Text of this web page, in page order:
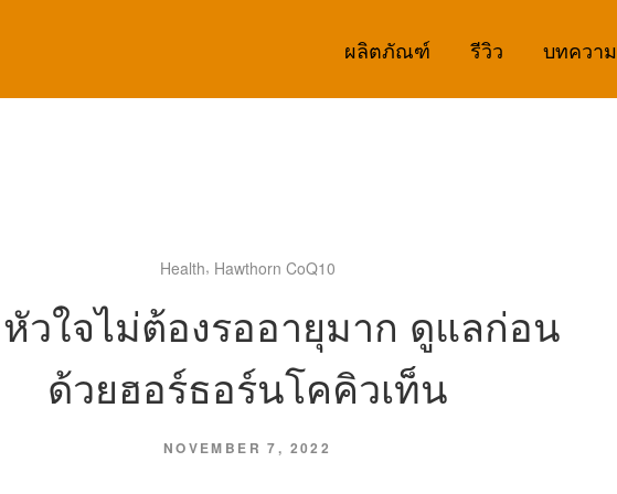
ผลิตภัณฑ์ รีวิว บทความ
Health, Hawthorn CoQ10
วใจไม่ต้องรออายุมาก ดูแลก่อน
ด้วยฮอร์ธอร์นโคคิวเท็น
NOVEMBER 7, 2022